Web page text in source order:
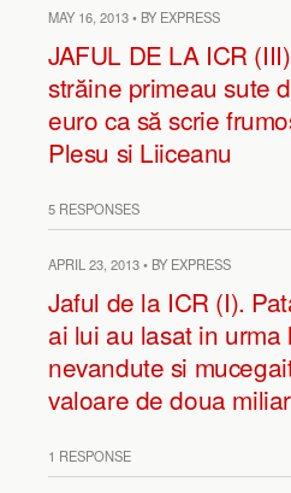
MAY 16, 2013 • BY EXPRESS
JAFUL DE LA ICR
străine primeau sute
euro ca să scrie
Plesu si Liiceanu
5 RESPONSES
APRIL 23, 2013 • BY EXPRESS
Jaful de la ICR (I).
ai lui au lasat in urma
nevandute si
valoare de doua
1 RESPONSE